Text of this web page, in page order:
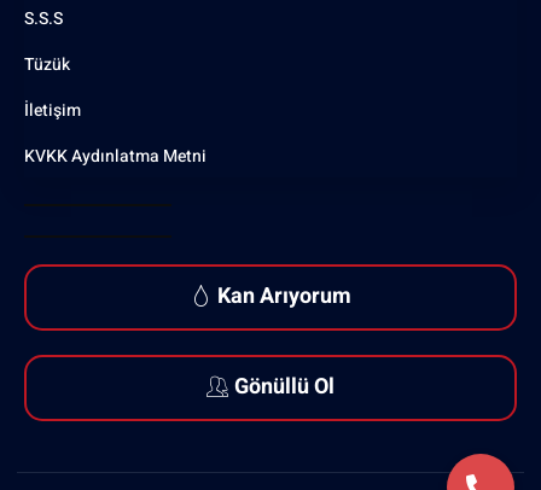
S.S.S
Tüzük
İletişim
KVKK Aydınlatma Metni
Kan Arıyorum
Gönüllü Ol